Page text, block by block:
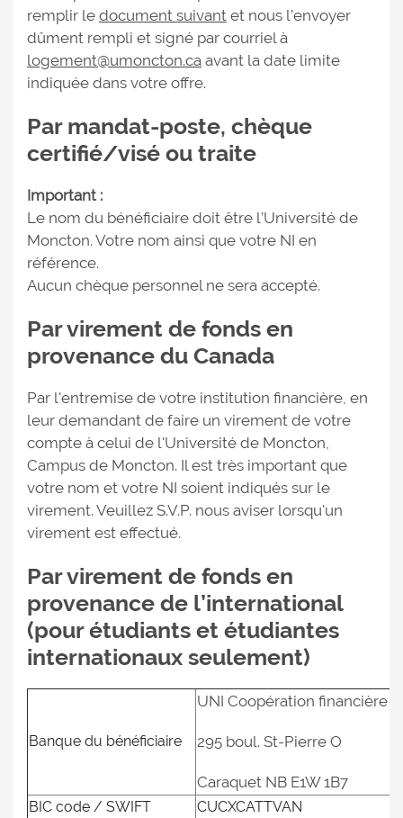
remplir le document suivant et nous l’envoyer
dûment rempli et signé par courriel à
logement@umoncton.ca avant la date limite
indiquée dans votre offre.
Par mandat-poste, chèque
certifié/visé ou traite
Important :
Le nom du bénéficiaire doit être l’Université de
Moncton. Votre nom ainsi que votre NI en
référence.
Aucun chèque personnel ne sera accepté.
Par virement de fonds en
provenance du Canada
Par l'entremise de votre institution financière, en
leur demandant de faire un virement de votre
compte à celui de l'Université de Moncton,
Campus de Moncton. Il est très important que
votre nom et votre NI soient indiqués sur le
virement. Veuillez S.V.P. nous aviser lorsqu'un
virement est effectué.
Par virement de fonds en
provenance de l’international
(pour étudiants et étudiantes
internationaux seulement)
Banque du bénéficiaire
UNI Coopération financière
295 boul. St-Pierre O
Caraquet NB E1W 1B7
BIC code / SWIFT
CUCXCATTVAN